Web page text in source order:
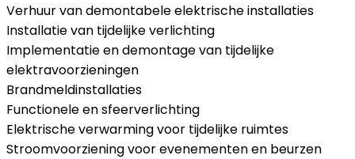
Verhuur van demontabele elektrische installaties
Installatie van tijdelijke verlichting
Implementatie en demontage van tijdelijke
elektravoorzieningen
Brandmeldinstallaties
Functionele en sfeerverlichting
Elektrische verwarming voor tijdelijke ruimtes
Stroomvoorziening voor evenementen en beurzen